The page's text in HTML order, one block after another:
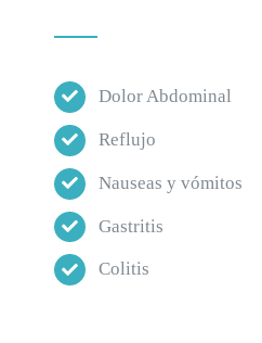
Dolor Abdominal
Reflujo
Nauseas y vómitos
Gastritis
Colitis